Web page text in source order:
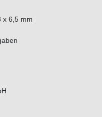
x 6,5